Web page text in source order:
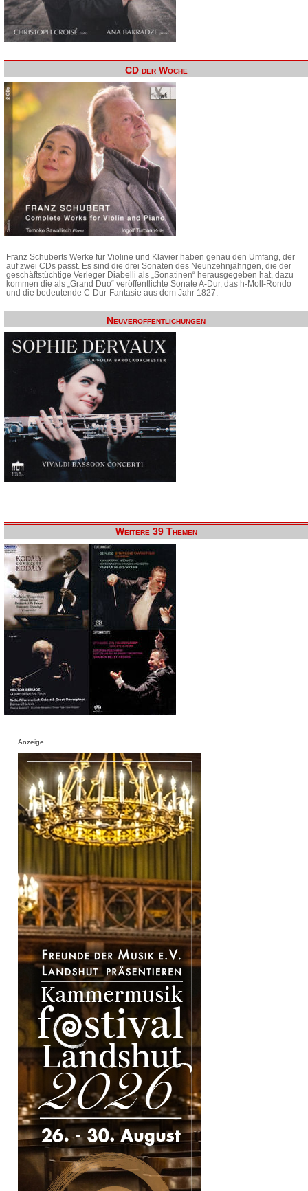
CD der Woche
Franz Schuberts Werke für Violine und Klavier haben genau den Umfang, der
auf zwei CDs passt. Es sind die drei Sonaten des Neunzehnjährigen, die der
geschäftstüchtige Verleger Diabelli als „Sonatinen“ herausgegeben hat, dazu
kommen die als „Grand Duo“ veröffentlichte Sonate A-Dur, das h-Moll-Rondo
und die bedeutende C-Dur-Fantasie aus dem Jahr 1827.
Neuveröffentlichungen
Weitere 39 Themen
Anzeige